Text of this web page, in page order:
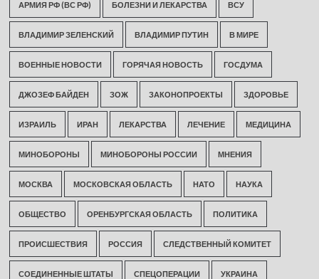
АРМИЯ РФ (ВС РФ) БОЛЕЗНИ И ЛЕКАРСТВА ВСУ
ВЛАДИМИР ЗЕЛЕНСКИЙ ВЛАДИМИР ПУТИН В МИРЕ
ВОЕННЫЕ НОВОСТИ ГОРЯЧАЯ НОВОСТЬ ГОСДУМА
ДЖОЗЕФ БАЙДЕН ЗОЖ ЗАКОНОПРОЕКТЫ ЗДОРОВЬЕ
ИЗРАИЛЬ ИРАН ЛЕКАРСТВА ЛЕЧЕНИЕ МЕДИЦИНА
МИНОБОРОНЫ МИНОБОРОНЫ РОССИИ МНЕНИЯ
МОСКВА МОСКОВСКАЯ ОБЛАСТЬ НАТО НАУКА
ОБЩЕСТВО ОРЕНБУРГСКАЯ ОБЛАСТЬ ПОЛИТИКА
ПРОИСШЕСТВИЯ РОССИЯ СЛЕДСТВЕННЫЙ КОМИТЕТ
СОЕДИНЕННЫЕ ШТАТЫ СПЕЦОПЕРАЦИИ УКРАИНА